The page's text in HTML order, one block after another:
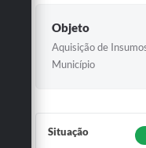
Objeto
Aquisição de
Município
Situação